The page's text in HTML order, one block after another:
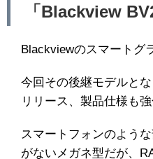
「Blackview
Blackviewのスマートグ
今回その後継モデルと
リリース、製品仕様も強
スマートフォンのよう
がないメガネ型だが、